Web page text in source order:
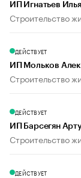
ИП Игнатьев
Строительство
ДЕЙСТВУЕТ
ИП Мольков
Строительство
ДЕЙСТВУЕТ
ИП Барсегян
Строительство
ДЕЙСТВУЕТ